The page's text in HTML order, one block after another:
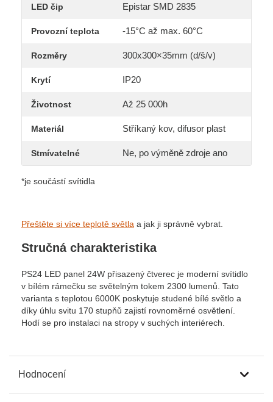
LED čip Epistar SMD 2835
Provozní teplota -15°C až max. 60°C
Rozměry 300x300×35mm (d/š/v)
Krytí IP20
Životnost Až 25 000h
Materiál Stříkaný kov, difusor plast
Stmívatelné Ne, po výměně zdroje ano
*je součástí svítidla
Přeštěte si více teplotě světla a jak ji správně vybrat.
Stručná charakteristika
PS24 LED panel 24W přisazený čtverec je moderní svítidlo
v bílém rámečku se světelným tokem 2300 lumenů. Tato
varianta s teplotou 6000K poskytuje studené bílé světlo a
díky úhlu svitu 170 stupňů zajistí rovnoměrné osvětlení.
Hodí se pro instalaci na stropy v suchých interiérech.
Hodnocení